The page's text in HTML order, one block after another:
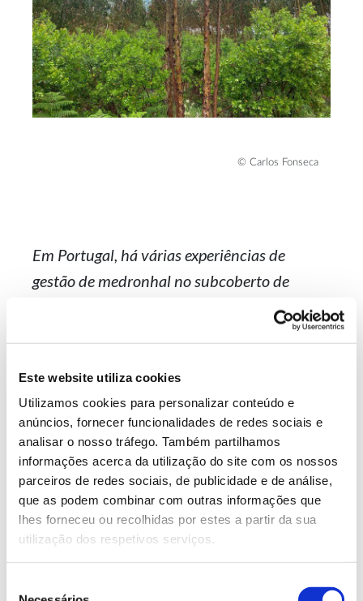
Este website utiliza cookies
Utilizamos cookies para personalizar conteúdo e
anúncios, fornecer funcionalidades de redes sociais e
analisar o nosso tráfego. Também partilhamos
informações acerca da utilização do site com os nossos
parceiros de redes sociais, de publicidade e de análise,
que as podem combinar com outras informações que
lhes forneceu ou recolhidas por estes a partir da sua
utilização dos respetivos serviços.
© Carlos Fonseca
Em Portugal, há várias experiências de
gestão de medronhal no subcoberto de
espécies arbóreas, nomeadamente sobreiro,
têmbons desempenhos
produção de fruto, por estarem mais
protegidos de intempéries (trovoadas e
geadas). Estas experiências constituem um
exemplo de uso múltiplo em florestas de
produção, com espécies que se
compatibilizam para complementar o
rendimento dos produtores e para reforçar o
valor natural das suas terras, com ganhos em